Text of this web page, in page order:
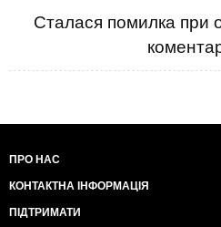
Сталася помилка при
ПРО НАС
КОНТАКТНА ІНФОРМАЦІЯ
ПІДТРИМАТИ